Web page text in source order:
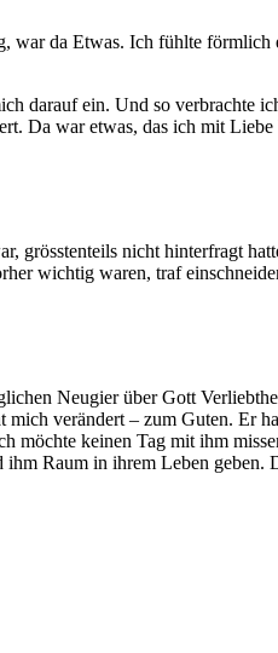
war da Etwas. Ich fühlte
darauf ein. Und so verbrachte
Da war etwas, das ich mit
grösstenteils nicht hinterfragt
wichtig waren, traf
Neugier über Gott
verändert – zum Guten. Er
möchte keinen Tag mit ihm
Raum in ihrem Leben geben.